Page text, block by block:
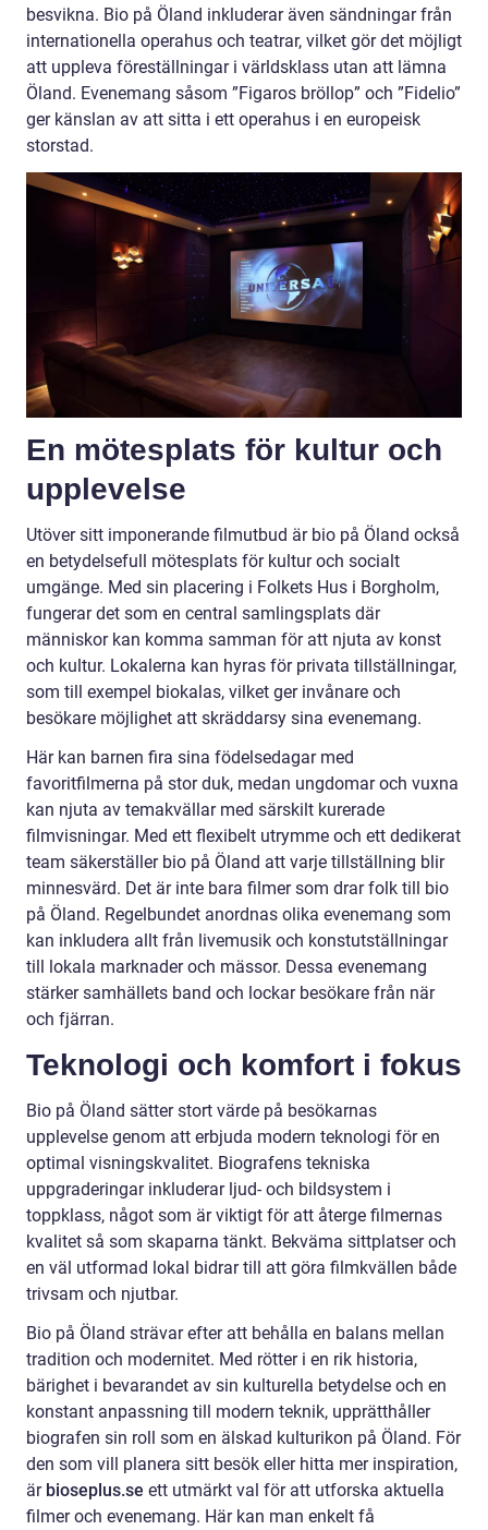
besvikna. Bio på Öland inkluderar även sändningar från
internationella operahus och teatrar, vilket gör det möjligt
att uppleva föreställningar i världsklass utan att lämna
Öland. Evenemang såsom ”Figaros bröllop” och ”Fidelio”
ger känslan av att sitta i ett operahus i en europeisk
storstad.
En mötesplats för kultur och
upplevelse
Utöver sitt imponerande filmutbud är bio på Öland också
en betydelsefull mötesplats för kultur och socialt
umgänge. Med sin placering i Folkets Hus i Borgholm,
fungerar det som en central samlingsplats där
människor kan komma samman för att njuta av konst
och kultur. Lokalerna kan hyras för privata tillställningar,
som till exempel biokalas, vilket ger invånare och
besökare möjlighet att skräddarsy sina evenemang.
Här kan barnen fira sina födelsedagar med
favoritfilmerna på stor duk, medan ungdomar och vuxna
kan njuta av temakvällar med särskilt kurerade
filmvisningar. Med ett flexibelt utrymme och ett dedikerat
team säkerställer bio på Öland att varje tillställning blir
minnesvärd. Det är inte bara filmer som drar folk till bio
på Öland. Regelbundet anordnas olika evenemang som
kan inkludera allt från livemusik och konstutställningar
till lokala marknader och mässor. Dessa evenemang
stärker samhällets band och lockar besökare från när
och fjärran.
Teknologi och komfort i fokus
Bio på Öland sätter stort värde på besökarnas
upplevelse genom att erbjuda modern teknologi för en
optimal visningskvalitet. Biografens tekniska
uppgraderingar inkluderar ljud- och bildsystem i
toppklass, något som är viktigt för att återge filmernas
kvalitet så som skaparna tänkt. Bekväma sittplatser och
en väl utformad lokal bidrar till att göra filmkvällen både
trivsam och njutbar.
Bio på Öland strävar efter att behålla en balans mellan
tradition och modernitet. Med rötter i en rik historia,
bärighet i bevarandet av sin kulturella betydelse och en
konstant anpassning till modern teknik, upprätthåller
biografen sin roll som en älskad kulturikon på Öland. För
den som vill planera sitt besök eller hitta mer inspiration,
ärbioseplus.se ett utmärkt val för att utforska aktuella
filmer och evenemang. Här kan man enkelt få